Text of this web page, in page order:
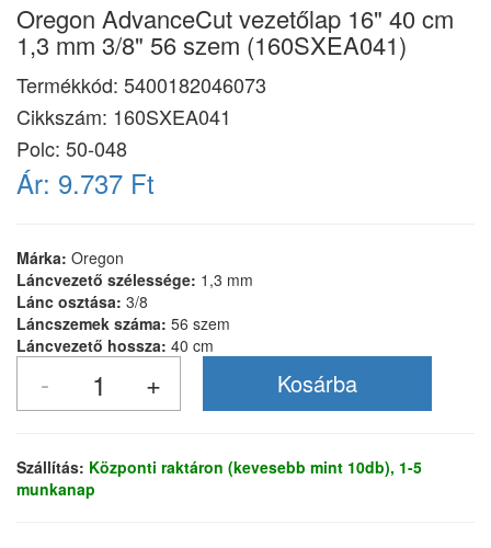
Oregon AdvanceCut vezetőlap 16" 40 cm
1,3 mm 3/8" 56 szem (160SXEA041)
Termékkód: 5400182046073
Cikkszám: 160SXEA041
Polc: 50-048
Ár: 9.737 Ft
Márka: Oregon
Láncvezető szélessége: 1,3 mm
Lánc osztása: 3/8
Láncszemek száma: 56 szem
Láncvezető hossza: 40 cm
Szállítás: Központi raktáron (kevesebb mint 10db), 1-5
munkanap